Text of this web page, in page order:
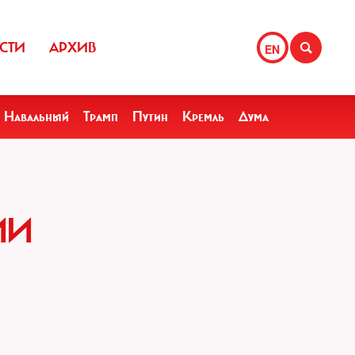
EN
АРХИВ
Навальный Трамп Путин Кремль Дума